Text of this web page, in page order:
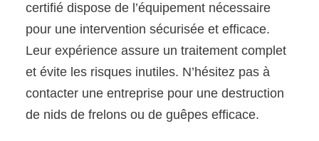
certifié dispose de l’équipement nécessaire
pour une intervention sécurisée et efficace.
Leur expérience assure un traitement complet
et évite les risques inutiles. N’hésitez pas à
contacter une entreprise pour une destruction
de nids de frelons ou de guêpes efficace.